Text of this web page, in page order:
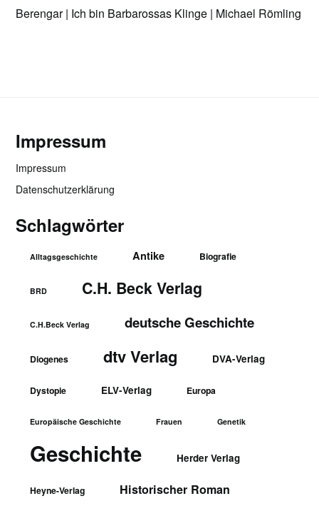
Berengar | Ich bin Barbarossas Klinge | Michael Römling
Impressum
Impressum
Datenschutzerklärung
Schlagwörter
Alltagsgeschichte Antike Biografie
BRD C.H. Beck Verlag
C.H.Beck Verlag deutsche Geschichte
Diogenes dtv Verlag DVA-Verlag
Dystopie ELV-Verlag Europa
Europäische Geschichte Frauen Genetik
Geschichte Herder Verlag
Heyne-Verlag Historischer Roman